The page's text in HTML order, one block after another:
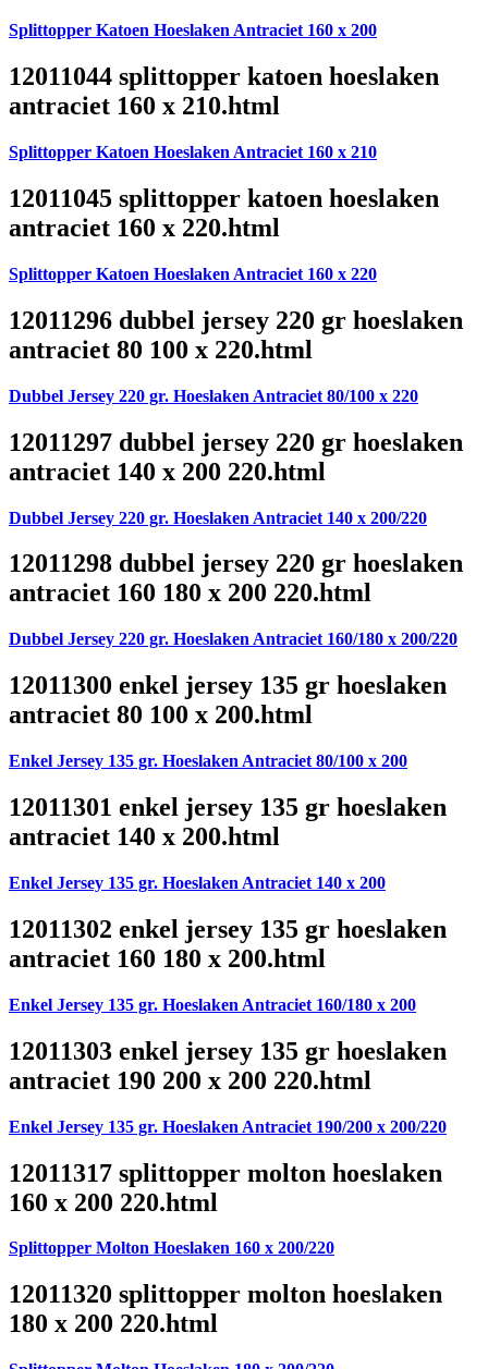
Splittopper Katoen Hoeslaken Antraciet 160 x 200
12011044 splittopper katoen hoeslaken
antraciet 160 x 210.html
Splittopper Katoen Hoeslaken Antraciet 160 x 210
12011045 splittopper katoen hoeslaken
antraciet 160 x 220.html
Splittopper Katoen Hoeslaken Antraciet 160 x 220
12011296 dubbel jersey 220 gr hoeslaken
antraciet 80 100 x 220.html
Dubbel Jersey 220 gr. Hoeslaken Antraciet 80/100 x 220
12011297 dubbel jersey 220 gr hoeslaken
antraciet 140 x 200 220.html
Dubbel Jersey 220 gr. Hoeslaken Antraciet 140 x 200/220
12011298 dubbel jersey 220 gr hoeslaken
antraciet 160 180 x 200 220.html
Dubbel Jersey 220 gr. Hoeslaken Antraciet 160/180 x 200/220
12011300 enkel jersey 135 gr hoeslaken
antraciet 80 100 x 200.html
Enkel Jersey 135 gr. Hoeslaken Antraciet 80/100 x 200
12011301 enkel jersey 135 gr hoeslaken
antraciet 140 x 200.html
Enkel Jersey 135 gr. Hoeslaken Antraciet 140 x 200
12011302 enkel jersey 135 gr hoeslaken
antraciet 160 180 x 200.html
Enkel Jersey 135 gr. Hoeslaken Antraciet 160/180 x 200
12011303 enkel jersey 135 gr hoeslaken
antraciet 190 200 x 200 220.html
Enkel Jersey 135 gr. Hoeslaken Antraciet 190/200 x 200/220
12011317 splittopper molton hoeslaken
160 x 200 220.html
Splittopper Molton Hoeslaken 160 x 200/220
12011320 splittopper molton hoeslaken
180 x 200 220.html